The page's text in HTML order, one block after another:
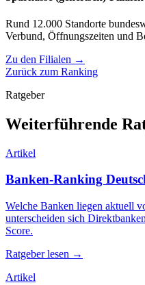
Rund 12.000 Standorte
Verbund, Öffnungszeiten und
Zu den Filialen →
Zurück zum Ranking
Ratgeber
Weiterführende
Artikel
Banken-Ranking
Welche Banken liegen aktuell
unterscheiden sich
Score.
Ratgeber lesen →
Artikel